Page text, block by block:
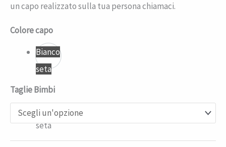
un capo realizzato sulla tua persona chiamaci.
Colore capo
Bianco
seta
Bianco
seta
Taglie Bimbi